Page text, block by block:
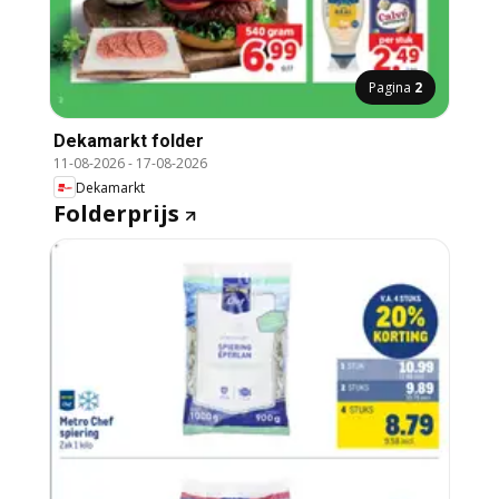
Pagina 2
Dekamarkt folder
11-08-2026- 17-08-2026
Dekamarkt
Folderprijs